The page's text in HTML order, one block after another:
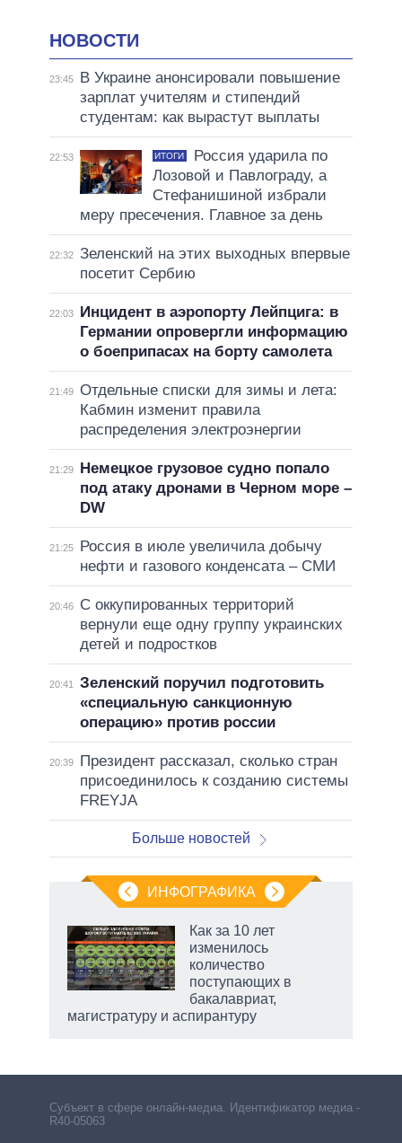
НОВОСТИ
23:45
В Украине анонсировали повышение
зарплат учителям и стипендий
студентам: как вырастут выплаты
22:53 ИТОГИ
Россия ударила по
Лозовой и Павлограду, а
Стефанишиной избрали
меру пресечения. Главное за день
22:32 Зеленский на этих выходных впервые
посетит Сербию
22:03
Инцидент в аэропорту Лейпцига: в
Германии опровергли информацию
о боеприпасах на борту самолета
21:49 Отдельные списки для зимы и лета:
Кабмин изменит правила
распределения электроэнергии
21:29
Немецкое грузовое судно попало
под атаку дронами в Черном море –
DW
21:25
Россия в июле увеличила добычу
нефти и газового конденсата – СМИ
20:46
С оккупированных территорий
вернули еще одну группу украинских
детей и подростков
20:41
Зеленский поручил подготовить
«специальную санкционную
операцию» против россии
20:39
Президент рассказал, сколько стран
присоединилось к созданию системы
FREYJA
Больше новостей
ИНФОГРАФИКА
Как за 10 лет
изменилось
количество
поступающих в
бакалавриат,
магистратуру и аспирантуру
Субъект в сфере онлайн-медиа. Идентификатор медиа –
R40-05063